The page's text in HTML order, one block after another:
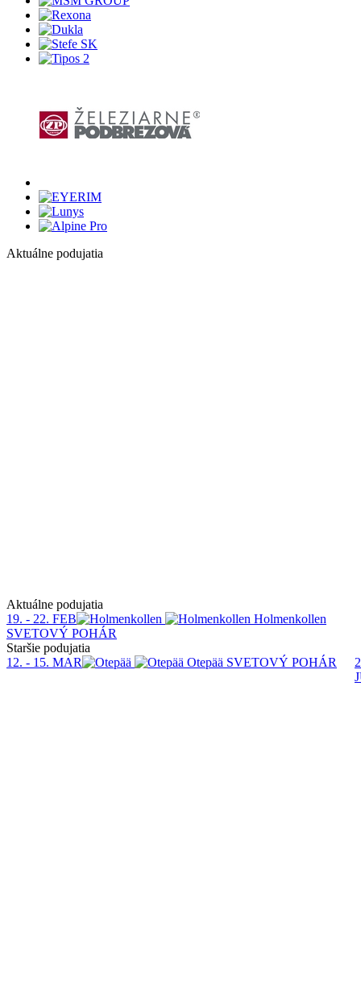
Aktuálne podujatia
Aktuálne podujatia
19. - 22. FEB
Holmenkollen
SVETOVÝ POHÁR
Staršie podujatia
12. - 15. MAR
Otepää SVETOVÝ POHÁR